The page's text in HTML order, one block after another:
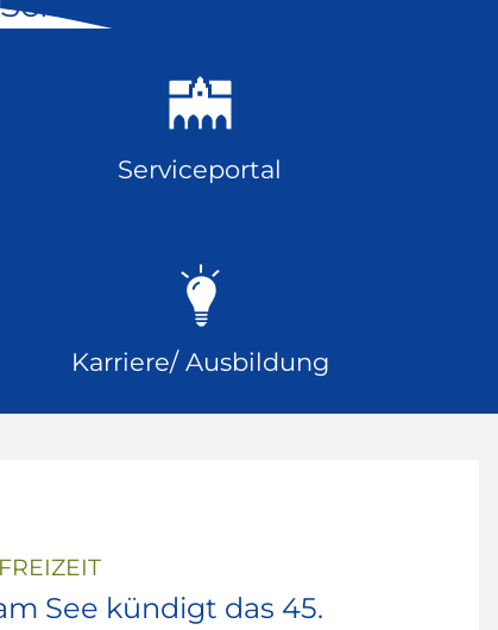
Serviceportal
Karriere/ Ausbildung
See kündigt das 45.